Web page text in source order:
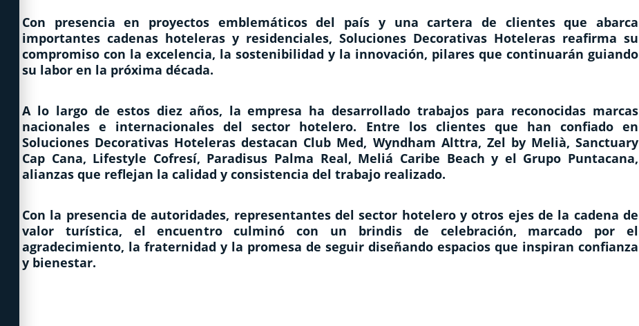
Con presencia en proyectos emblemáticos del país y una cartera de clientes que abarca
importantes cadenas hoteleras y residenciales, Soluciones Decorativas Hoteleras reafirma su
compromiso con la excelencia, la sostenibilidad y la innovación, pilares que continuarán guiando
su labor en la próxima década.
A lo largo de estos diez años, la empresa ha desarrollado trabajos para reconocidas marcas
nacionales e internacionales del sector hotelero. Entre los clientes que han confiado en
Soluciones Decorativas Hoteleras destacan Club Med, Wyndham Alttra, Zel by Melià, Sanctuary
Cap Cana, Lifestyle Cofresí, Paradisus Palma Real, Meliá Caribe Beach y el Grupo Puntacana,
alianzas que reflejan la calidad y consistencia del trabajo realizado.
Con la presencia de autoridades, representantes del sector hotelero y otros ejes de la cadena de
valor turística, el encuentro culminó con un brindis de celebración, marcado por el
agradecimiento, la fraternidad y la promesa de seguir diseñando espacios que inspiran confianza
y bienestar.